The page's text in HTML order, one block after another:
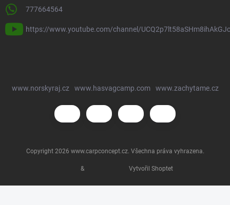
777664564
https://www.youtube.com/channel/
www.norskyraj.cz www.hasvagcamp.com www.zachytame.cz
& Vytvořil Shoptet
Copyright 2026 www.carpconcept.cz. Všechna práva vyhrazena.